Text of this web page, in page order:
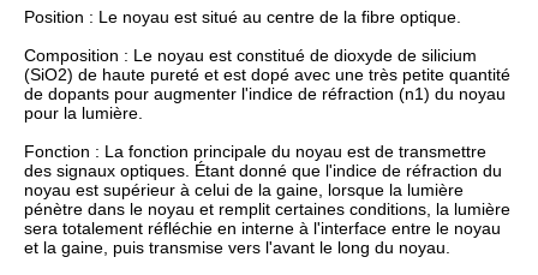
Position : Le noyau est situé au centre de la fibre optique.
Composition : Le noyau est constitué de dioxyde de silicium
(SiO2) de haute pureté et est dopé avec une très petite quantité
de dopants pour augmenter l'indice de réfraction (n1) du noyau
pour la lumière.
Fonction : La fonction principale du noyau est de transmettre
des signaux optiques. Étant donné que l'indice de réfraction du
noyau est supérieur à celui de la gaine, lorsque la lumière
pénètre dans le noyau et remplit certaines conditions, la lumière
sera totalement réfléchie en interne à l'interface entre le noyau
et la gaine, puis transmise vers l'avant le long du noyau.